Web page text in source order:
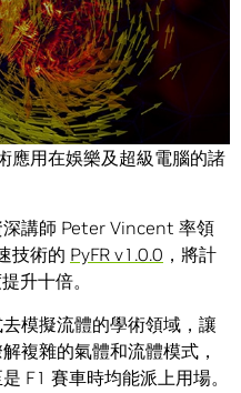
術優點的那一批人，而目前
應用在娛樂及超級電腦的諸
深講師 Peter Vincent 率領
技術的 PyFR v1.0.0 ，將計
升十倍。
模擬流體的學術領域，讓
複雜的氣體和流體模式，
F1 賽車時均能派上用場。